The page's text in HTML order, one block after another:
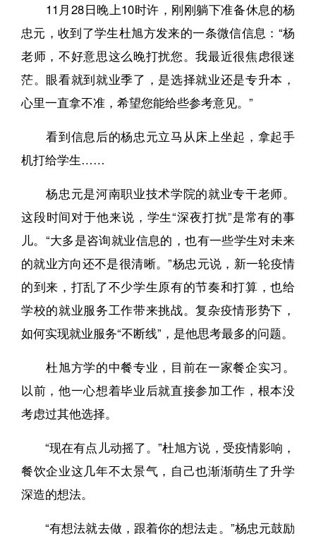
11月28日晚上10时许，刚刚躺下准备休息的杨
忠元，收到了学生杜旭方发来的一条微信信息：“杨
老师，不好意思这么晚打扰您。我最近很焦虑很迷
茫。眼看就到就业季了，是选择就业还是专升本，
心里一直拿不准，希望您能给些参考意见。”
看到信息后的杨忠元立马从床上坐起，拿起手
机打给学生……
杨忠元是河南职业技术学院的就业专干老师。
这段时间对于他来说，学生“深夜打扰”是常有的事
儿。“大多是咨询就业信息的，也有一些学生对未来
的就业方向还不是很清晰。”杨忠元说，新一轮疫情
的到来，打乱了不少学生原有的节奏和打算，也给
学校的就业服务工作带来挑战。复杂疫情形势下，
如何实现就业服务“不断线”，是他思考最多的问题。
杜旭方学的中餐专业，目前在一家餐企实习。
以前，他一心想着毕业后就直接参加工作，根本没
考虑过其他选择。
“现在有点儿动摇了。”杜旭方说，受疫情影响，
餐饮企业这几年不太景气，自己也渐渐萌生了升学
深造的想法。
“有想法就去做，跟着你的想法走。”杨忠元鼓励